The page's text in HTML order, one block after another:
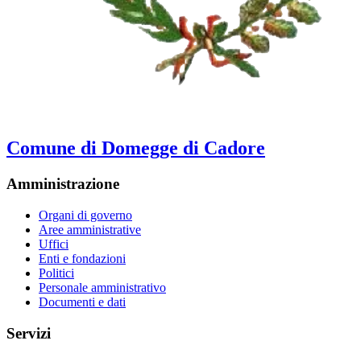
Comune di Domegge di Cadore
Amministrazione
Organi di governo
Aree amministrative
Uffici
Enti e fondazioni
Politici
Personale amministrativo
Documenti e dati
Servizi